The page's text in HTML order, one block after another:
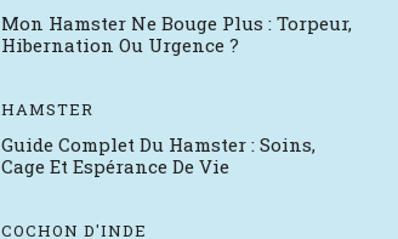
Mon Hamster Ne Bouge Plus : Torpeur,
Hibernation Ou Urgence ?
HAMSTER
Guide Complet Du Hamster : Soins,
Cage Et Espérance De Vie
COCHON D'INDE